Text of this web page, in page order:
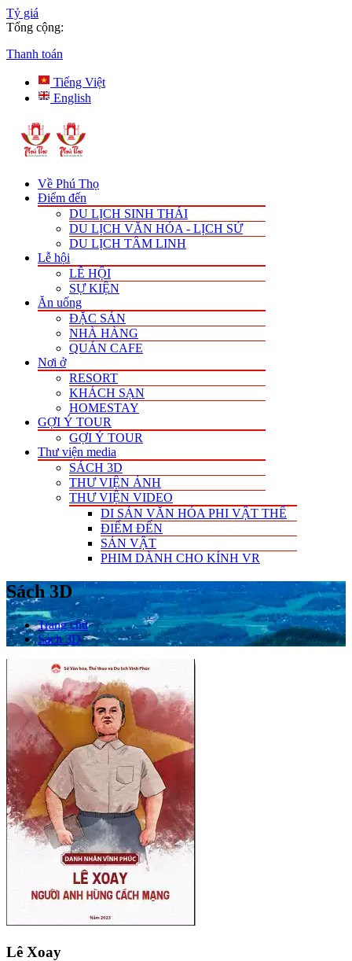
Tỷ giá
Tổng cộng:
Thanh toán
Tiếng Việt
English
Về Phú Thọ
Điểm đến
DU LỊCH SINH THÁI
DU LỊCH VĂN HÓA - LỊCH SỬ
DU LỊCH TÂM LINH
Lễ hội
LỄ HỘI
SỰ KIỆN
Ăn uống
ĐẶC SẢN
NHÀ HÀNG
QUÁN CAFE
Nơi ở
RESORT
KHÁCH SẠN
HOMESTAY
GỢI Ý TOUR
GỢI Ý TOUR
Thư viện media
SÁCH 3D
THƯ VIỆN ẢNH
THƯ VIỆN VIDEO
DI SẢN VĂN HÓA PHI VẬT THỂ
ĐIỂM ĐẾN
SẢN VẬT
PHIM DÀNH CHO KÍNH VR
Sách 3D
Trang chủ
Sách 3D
Lê Xoay